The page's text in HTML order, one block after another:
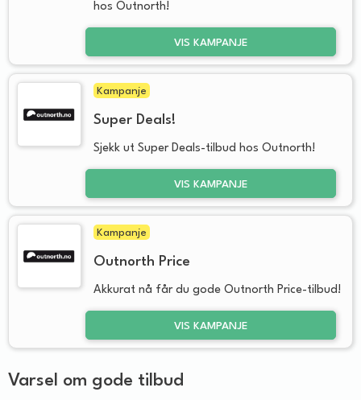
hos Outnorth!
VIS KAMPANJE
Kampanje
Super Deals!
Sjekk ut Super Deals-tilbud hos Outnorth!
VIS KAMPANJE
Kampanje
Outnorth Price
Akkurat nå får du gode Outnorth Price-tilbud!
VIS KAMPANJE
Varsel om gode tilbud